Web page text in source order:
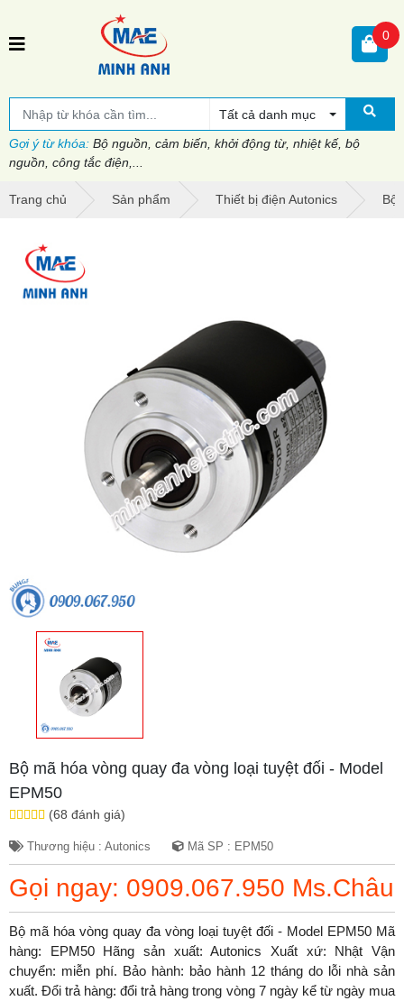
Tất cả danh mục
Gợi ý từ khóa: Bộ nguồn, cảm biến, khởi động từ, nhiệt kế, bộ
nguồn, công tắc điện,...
0
Trang chủ Sản phẩm Thiết bị điện Autonics Bộ
Bộ mã hóa vòng quay đa vòng loại tuyệt đối - Model
EPM50
(68 đánh giá)
Thương hiệu : Autonics Mã SP : EPM50
Gọi ngay: 0909.067.950 Ms.Châu
Bộ mã hóa vòng quay đa vòng loại tuyệt đối - Model EPM50 Mã
hàng: EPM50 Hãng sản xuất: Autonics Xuất xứ: Nhật Vận
chuyển: miễn phí. Bảo hành: bảo hành 12 tháng do lỗi nhà sản
xuất. Đổi trả hàng: đổi trả hàng trong vòng 7 ngày kể từ ngày mua